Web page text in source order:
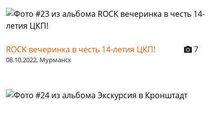
ROCK вечеринка в честь 14-летия ЦКП! 7
08.10.2022, Мурманск